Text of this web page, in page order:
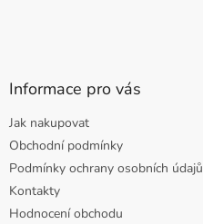
Informace pro vás
Jak nakupovat
Obchodní podmínky
Podmínky ochrany osobních údajů
Kontakty
Hodnocení obchodu